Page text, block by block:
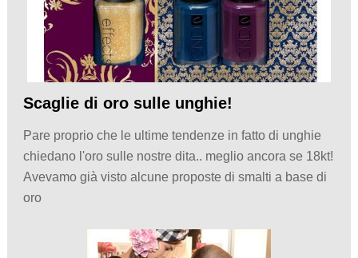
Scaglie di oro sulle unghie!
Pare proprio che le ultime tendenze in fatto di unghie
chiedano l'oro sulle nostre dita.. meglio ancora se 18kt!
Avevamo già visto alcune proposte di smalti a base di
oro